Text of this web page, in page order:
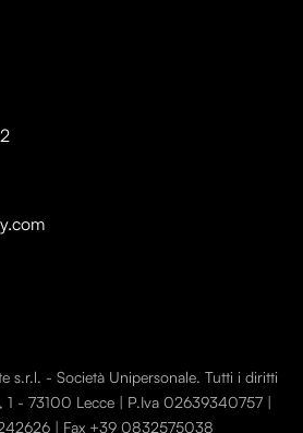
s.r.l. - Società Unipersonale. Tutti i diritti
1 - 73100 Lecce | P.Iva 02639340757 |
| Fax +39 0832575038